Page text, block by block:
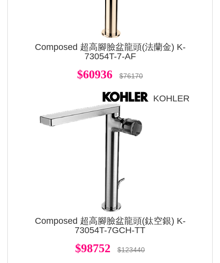
Composed 超高腳臉盆龍頭(法蘭金) K-
73054T-7-AF
$60936 $76170
KOHLER
Composed 超高腳臉盆龍頭(鈦空銀) K-
73054T-7GCH-TT
$98752 $123440